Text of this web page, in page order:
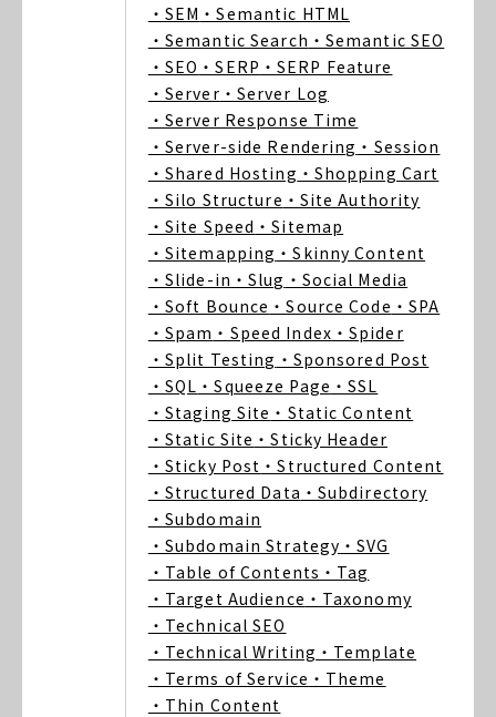
・SEM ・Semantic HTML
・Semantic Search ・Semantic SEO
・SEO ・SERP ・SERP Feature
・Server ・Server Log
・Server Response Time
・Server-side Rendering ・Session
・Shared Hosting ・Shopping Cart
・Silo Structure ・Site Authority
・Site Speed ・Sitemap
・Sitemapping ・Skinny Content
・Slide-in ・Slug ・Social Media
・Soft Bounce ・Source Code ・SPA
・Spam ・Speed Index ・Spider
・Split Testing ・Sponsored Post
・SQL ・Squeeze Page ・SSL
・Staging Site ・Static Content
・Static Site ・Sticky Header
・Sticky Post ・Structured Content
・Structured Data ・Subdirectory
・Subdomain
・Subdomain Strategy ・SVG
・Table of Contents ・Tag
・Target Audience ・Taxonomy
・Technical SEO
・Technical Writing ・Template
・Terms of Service ・Theme
・Thin Content